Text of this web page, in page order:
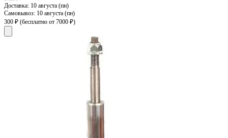
Доставка: 10 августа (пн)
Самовывоз: 10 августа (пн)
300 ₽ (бесплатно от 7000 ₽)